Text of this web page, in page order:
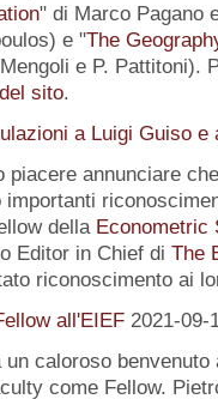
" di Marco Pagano
e "The
e P. Pattitoni).
sito.
a Luigi Guiso e
piacere annunciare
importanti
della Econometric
Editor in Chief di The
riconoscimento ai
all'EIEF 2021-09-
un caloroso
come Fellow.